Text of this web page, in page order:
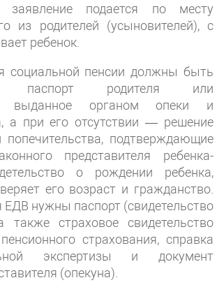
заявление подается по месту
из родителей (усыновителей), с
ребенок.
социальной пенсии должны быть
паспорт родителя или
выданное органом опеки и
а при его отсутствии — решение
попечительства, подтверждающие
представителя ребенка-
о рождении ребенка,
его возраст и гражданство.
ЕДВ нужны паспорт (свидетельство
страховое свидетельство
страхования, справка
экспертизы и документ
(опекуна).